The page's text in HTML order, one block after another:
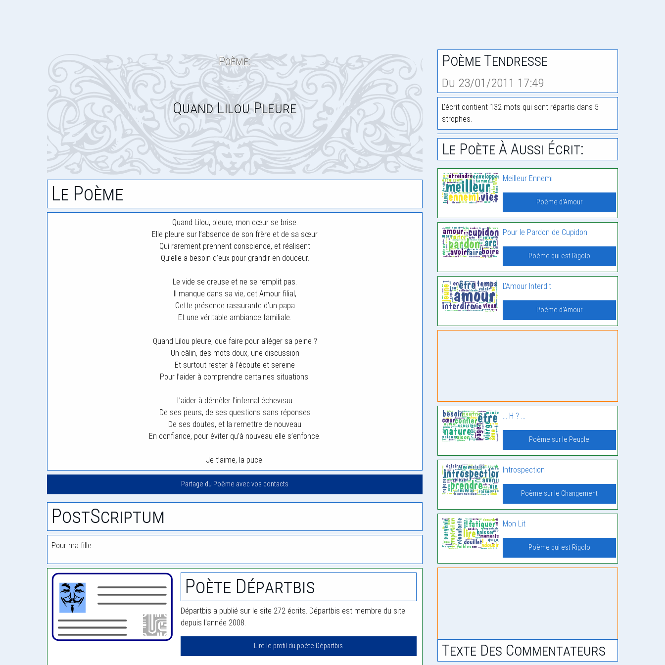
Poème:
Quand Lilou Pleure
Le Poème
Quand Lilou, pleure, mon cœur se brise.
Elle pleure sur l’absence de son frère et de sa sœur
Qui rarement prennent conscience, et réalisent
Qu’elle a besoin d’eux pour grandir en douceur.
Le vide se creuse et ne se remplit pas.
Il manque dans sa vie, cet Amour filial,
Cette présence rassurante d’un papa
Et une véritable ambiance familiale.
Quand Lilou pleure, que faire pour alléger sa peine ?
Un câlin, des mots doux, une discussion
Et surtout rester à l’écoute et sereine
Pour l’aider à comprendre certaines situations.
L’aider à démêler l’infernal écheveau
De ses peurs, de ses questions sans réponses
De ses doutes, et la remettre de nouveau
En confiance, pour éviter qu’à nouveau elle s’enfonce.
Je t’aime, la puce.
Partage du Poème avec vos contacts
PostScriptum
Pour ma fille.
Poète Départbis
Départbis a publié sur le site 272 écrits. Départbis est membre du site
depuis l'année 2008.
Lire le profil du poète Départbis
Poème Tendresse
Du 23/01/2011 17:49
L'écrit contient 132 mots qui sont répartis dans 5
strophes.
Le Poète À Aussi Écrit:
Meilleur Ennemi
Poème d'Amour
Pour le Pardon de Cupidon
Poème qui est Rigolo
L’Amour Interdit
Poème d'Amour
… H ? …
Poème sur le Peuple
Introspection
Poème sur le Changement
Mon Lit
Poème qui est Rigolo
Texte Des Commentateurs